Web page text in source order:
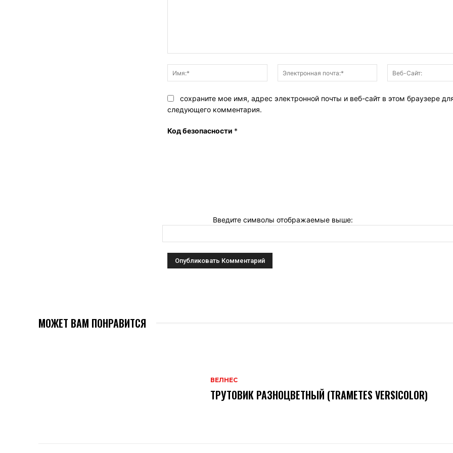
Имя:*
Электронная
почта:*
сохраните мое имя, адрес электронной почты и веб-сайт в этом браузере
следующего комментария.
Код безопасности *
Введите символы отображаемые выше:
МОЖЕТ ВАМ ПОНРАВИТСЯ
ВЕЛНЕС
ТРУТОВИК РАЗНОЦВЕТНЫЙ (TRAMETES VERSICOLOR)